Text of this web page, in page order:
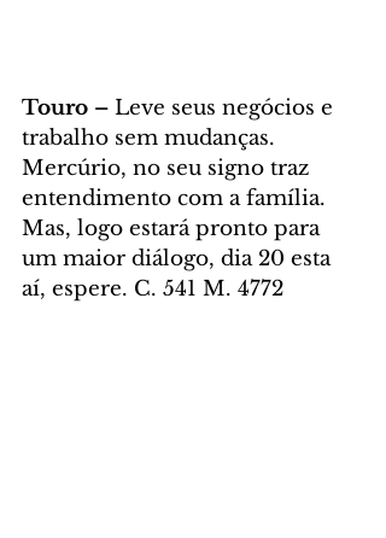
Touro – Leve seus negócios e
trabalho sem mudanças.
Mercúrio, no seu signo traz
entendimento com a família.
Mas, logo estará pronto para
um maior diálogo, dia 20 esta
aí, espere. C. 541 M. 4772